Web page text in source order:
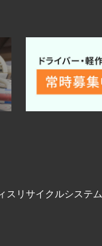
スリサイクルシステム